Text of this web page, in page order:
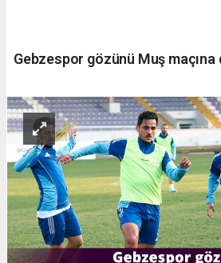
Gebzespor gözünü Muş maçına